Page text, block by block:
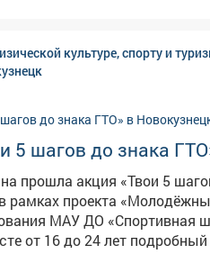
нормой для всё большего
для занятий:
культуры и спорта
- в числе важнейших
появлялись новые
здоровья, бодрости духа,
https://clck.su/
культуре, спорту и
5 шагов до знака
прошла акция «Твои 5
проекта «Молодёжные
МАУ ДО
от 16 до 24 лет
знака отличия: - Регистрация на